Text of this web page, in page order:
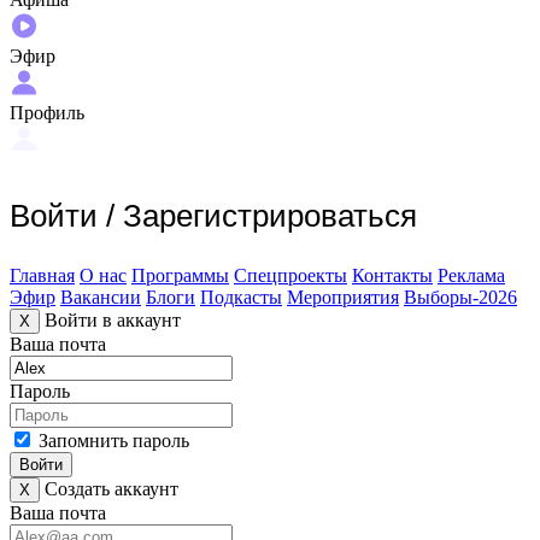
Эфир
Профиль
Войти / Зарегистрироваться
Главная О нас Программы Спецпроекты Контакты Реклама
Эфир Вакансии Блоги Подкасты Мероприятия Выборы-2026
X
Войти в аккаунт
Ваша почта
Пароль
Запомнить пароль
Войти
X
Создать аккаунт
Ваша почта